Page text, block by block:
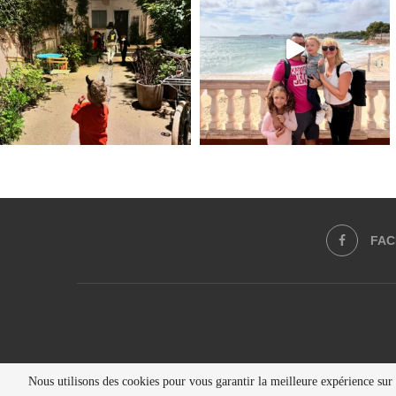
Nous utilisons des cookies pour vous garantir la meilleure expérience